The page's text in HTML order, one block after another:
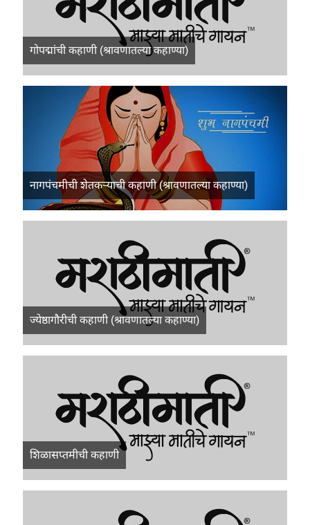
गोपद्मांची कहाणी (श्रावणातल्या कहाण्या)
नागपंचमीची शेतकऱ्याची कहाणी (श्रावणातल्या कहाण्या)
ज्येष्ठागौरीची कहाणी (श्रावणातल्या कहाण्या)
शिळासप्तमीची कहाणी